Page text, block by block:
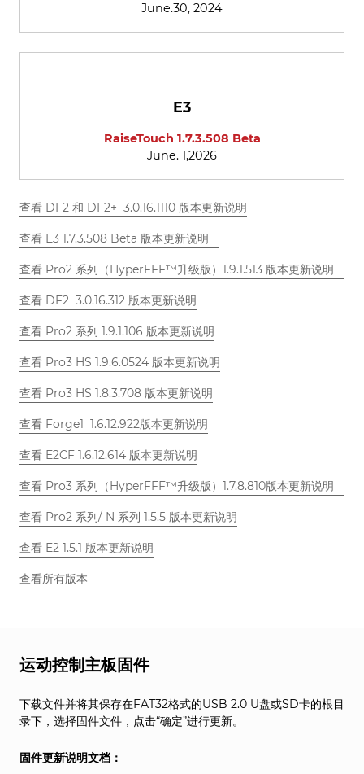
June.30, 2024
E3
RaiseTouch 1.7.3.508 Beta
June. 1,2026
查看 DF2 和 DF2+ 3.0.16.1110 版本更新说明
查看 E3 1.7.3.508 Beta 版本更新说明
查看 Pro2 系列（HyperFFF™升级版）1.9.1.513 版本更新说明
查看 DF2 3.0.16.312 版本更新说明
查看 Pro2 系列 1.9.1.106 版本更新说明
查看 Pro3 HS 1.9.6.0524 版本更新说明
查看 Pro3 HS 1.8.3.708 版本更新说明
查看 Forge1 1.6.12.922版本更新说明
查看 E2CF 1.6.12.614 版本更新说明
查看 Pro3 系列（HyperFFF™升级版）1.7.8.810版本更新说明
查看 Pro2 系列/ N 系列 1.5.5 版本更新说明
查看 E2 1.5.1 版本更新说明
查看所有版本
运动控制主板固件
下载文件并将其保存在FAT32格式的USB 2.0 U盘或SD卡的根目
录下，选择固件文件，点击“确定”进行更新。
固件更新说明文档：